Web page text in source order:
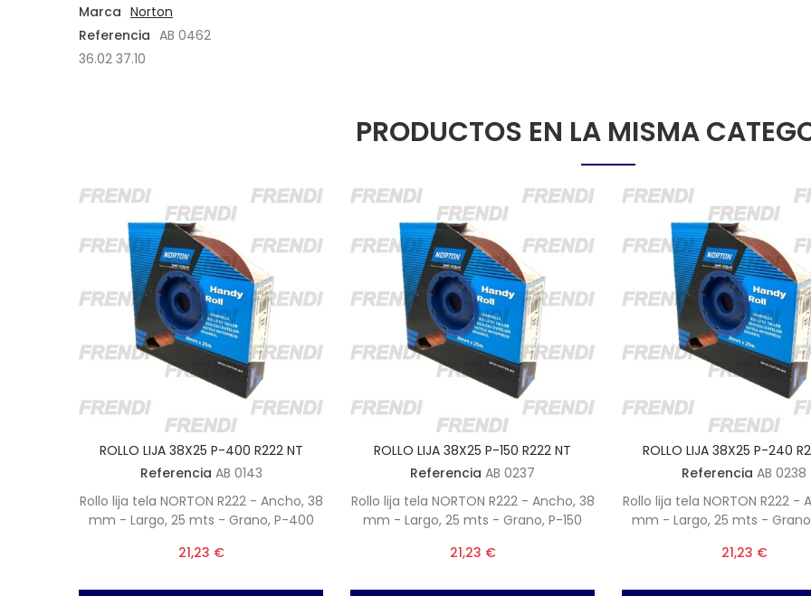
Marca Norton
Referencia AB 0462
36.02 37.10
PRODUCTOS EN LA MISMA
ROLLO LIJA 38X25 P-400 R222 NT
Referencia AB 0143
Rollo lija tela NORTON R222 - Ancho, 38
mm - Largo, 25 mts - Grano, P-400
21,23 €
ROLLO LIJA 38X25 P-150 R222 NT
Referencia AB 0237
Rollo lija tela NORTON R222 - Ancho, 38
mm - Largo, 25 mts - Grano, P-150
21,23 €
ROLLO LIJA 38X25 P-240
Referencia AB 0238
Rollo lija tela NORTON R222 -
mm - Largo, 25 mts -
21,23 €